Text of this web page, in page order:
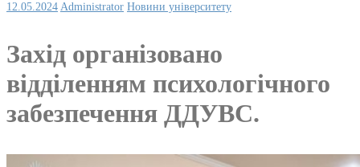
12.05.2024 Administrator Новини університету
Захід організовано
відділенням психологічного
забезпечення ДДУВС.